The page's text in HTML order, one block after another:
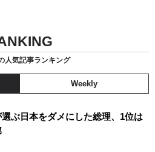
人気記事ランキング
Weekly
ぶ日本をダメにした総理、1位は